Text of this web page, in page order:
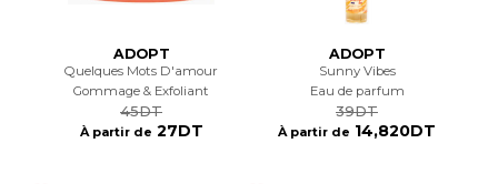
ADOPT
Quelques Mots D'amour
Gommage & Exfoliant
45DT
À partir de 27DT
ADOPT
Sunny Vibes
Eau de parfum
39DT
À partir de 14,820DT